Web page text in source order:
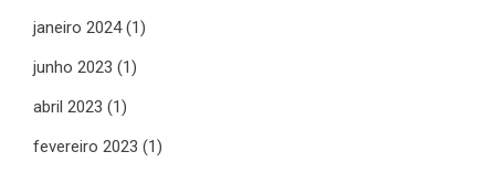
janeiro 2024(1)
junho 2023 (1)
abril 2023 (1)
fevereiro 2023 (1)